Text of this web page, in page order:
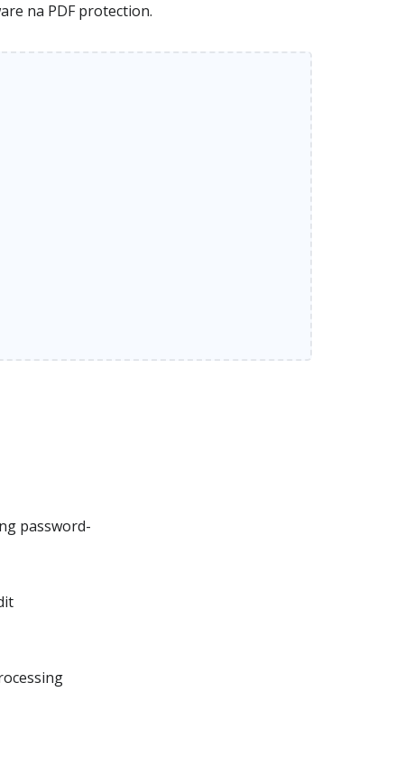
na PDF protection.
password-